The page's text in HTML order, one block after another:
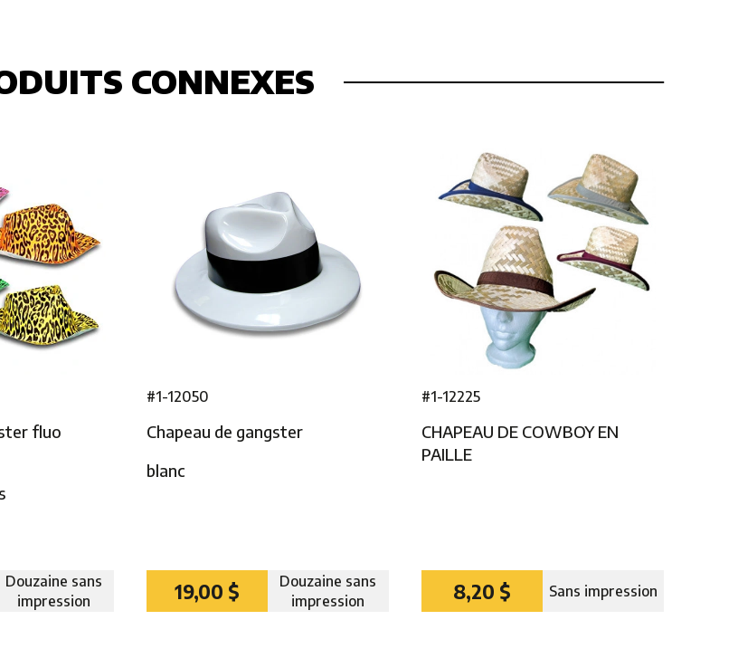
CONNEXES
fluo
Douzaine sans
impression
#1-12050
Chapeau de gangster
blanc
19,00 $
Douzaine sans
impression
#1-12225
CHAPEAU DE COWBOY EN
PAILLE
8,20 $ Sans impression